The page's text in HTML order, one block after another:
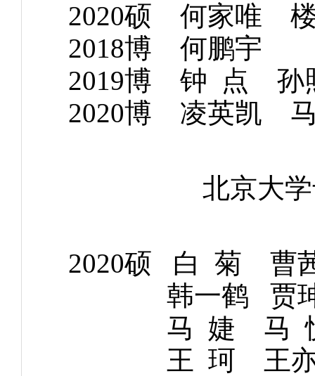
2020硕 何家唯
2018博 何鹏
2019博 钟 点
2020博 凌英凯
北京大
2020硕 白 菊
韩一鹤 贾珅
马 婕 马 悦
王 珂 王亦丁